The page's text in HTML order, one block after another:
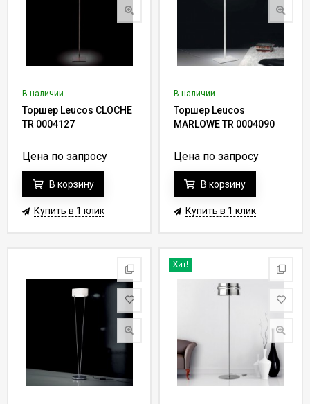
В наличии
Торшер Leucos CLOCHE
TR 0004127
Цена по запросу
В корзину
Купить в 1 клик
В наличии
Торшер Leucos
MARLOWE TR 0004090
Цена по запросу
В корзину
Купить в 1 клик
Хит!